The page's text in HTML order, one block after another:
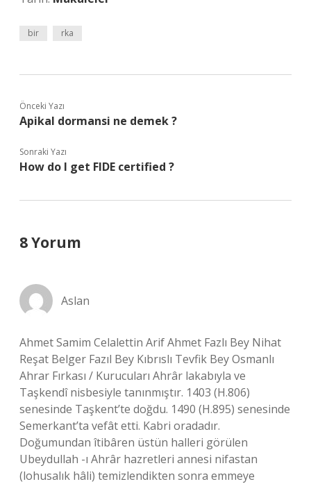
bir rka
Önceki Yazı
Apikal dormansi ne demek ?
Sonraki Yazı
How do I get FIDE certified ?
8 Yorum
Aslan
Ahmet Samim Celalettin Arif Ahmet Fazlı Bey Nihat
Reşat Belger Fazıl Bey Kıbrıslı Tevfik Bey Osmanlı
Ahrar Fırkası / Kurucuları Ahrâr lakabıyla ve
Taşkendî nisbesiyle tanınmıştır. 1403 (H.806)
senesinde Taşkent’te doğdu. 1490 (H.895) senesinde
Semerkant’ta vefât etti. Kabri oradadır.
Doğumundan îtibâren üstün halleri görülen
Ubeydullah -ı Ahrâr hazretleri annesi nifastan
(lohusalık hâli) temizlendikten sonra emmeye